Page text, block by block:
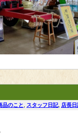
品のこと スタッフ日記, 店長日